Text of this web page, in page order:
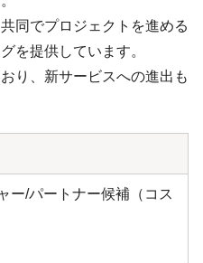
同でプロジェクトを進める
を提供しています。
り、新サービスへの進出も
ー/パートナー候補（コス